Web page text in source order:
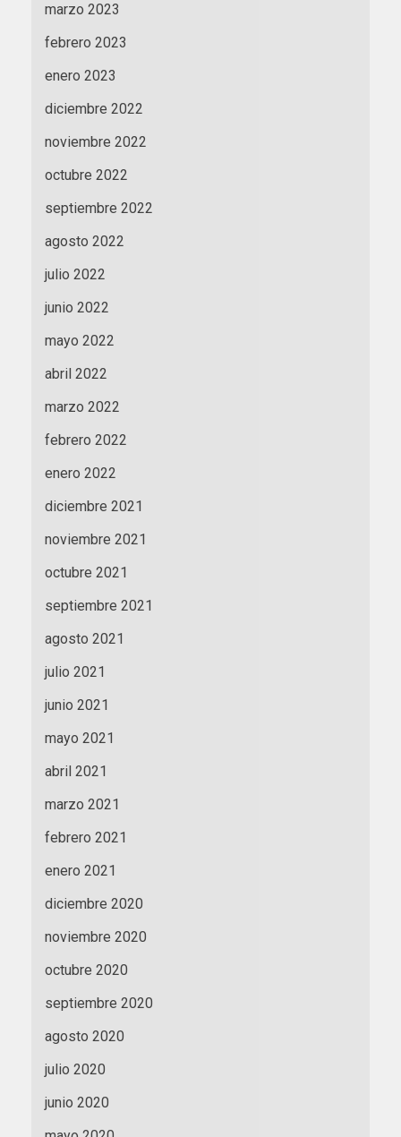
marzo 2023
febrero 2023
enero 2023
diciembre 2022
noviembre 2022
octubre 2022
septiembre 2022
agosto 2022
julio 2022
junio 2022
mayo 2022
abril 2022
marzo 2022
febrero 2022
enero 2022
diciembre 2021
noviembre 2021
octubre 2021
septiembre 2021
agosto 2021
julio 2021
junio 2021
mayo 2021
abril 2021
marzo 2021
febrero 2021
enero 2021
diciembre 2020
noviembre 2020
octubre 2020
septiembre 2020
agosto 2020
julio 2020
junio 2020